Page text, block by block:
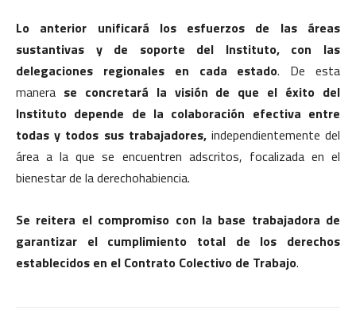
Lo anterior unificará los esfuerzos de las áreas
sustantivas y de soporte del Instituto, con las
delegaciones regionales en cada estado. De esta
manera se concretará la visión de que el éxito del
Instituto depende de la colaboración efectiva entre
todas y todos sus trabajadores,independientemente del
área a la que se encuentren adscritos, focalizada en el
bienestar de la derechohabiencia.
Se reitera el compromiso con la base trabajadora de
garantizar el cumplimiento total de los derechos
establecidos en el Contrato Colectivo de Trabajo.